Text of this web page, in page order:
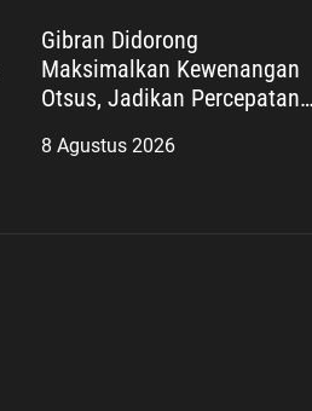
Gibran Didorong
Maksimalkan Kewenangan
Otsus, Jadikan Percepatan
Agenda Strategis Nasional
8 Agustus 2026